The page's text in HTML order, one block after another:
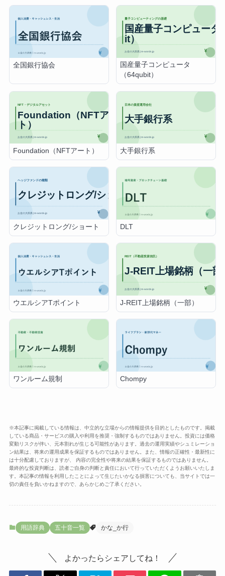
全国銀行協会
国産量子コンピュータ
（64qubit）
Foundation（NFTアート） 大手銀行系
クレジットロング/ショート DLT
ウエルシアTポイント J-REIT上場銘柄（一部）
ワンルーム規制 Chompy
※本記事に掲載している情報は、中立的な立場からの情報提供を目的としたものです。掲載
している商品・サービスの購入や利用を推奨・強制するものではありません。投資には価格
変動リスクが伴い、元本割れが生じる可能性があります。過去の運用実績やシュミレーショ
ン結果は、将来の運用成果を保証するものではありません。また、情報の正確性・最新性に
は十分配慮しておりますが、 内容の完全性や将来の結果を保証するものではありません。
最終的な投資判断は、読者ご自身の判断と責任において行っていただくようお願いいたしま
す。本記事の情報を利用したことによって生じたいかなる損害についても、当サイトでは一
切の責任を負いかねますので、あらかじめご了承ください。
用語辞典 五十音一覧 かな_か行
よかったらシェアしてね！